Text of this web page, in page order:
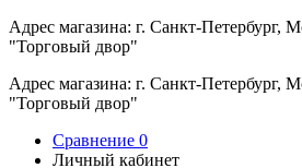
Адрес магазина: г. Санкт-Петербург,
"Торговый двор"
Адрес магазина: г. Санкт-Петербург,
"Торговый двор"
Сравнение 0
Личный кабинет